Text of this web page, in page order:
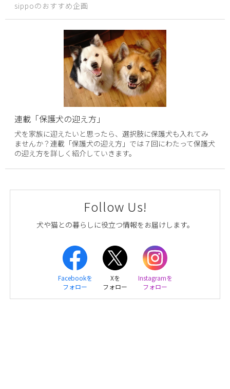
sippoのおすすめ企画
連載「保護犬の迎え方」
犬を家族に迎えたいと思ったら、選択肢に保護犬も入れてみ
ませんか？連載「保護犬の迎え方」では７回にわたって保護犬
の迎え方を詳しく紹介していきます。
Follow Us!
犬や猫との暮らしに役立つ情報をお届けします。
Facebookを
フォロー
Xを
フォロー
Instagramを
フォロー